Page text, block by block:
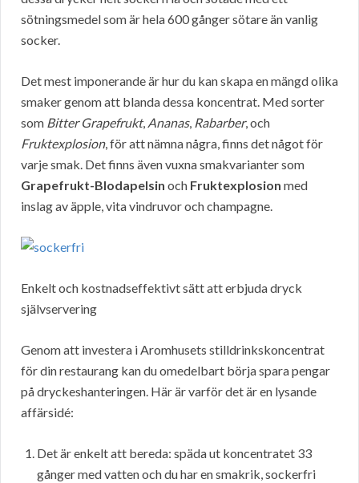
sötningsmedel som är hela 600 gånger sötare än vanlig
socker.
Det mest imponerande är hur du kan skapa en mängd olika
smaker genom att blanda dessa koncentrat. Med sorter
som Bitter Grapefrukt, Ananas, Rabarber, och
Fruktexplosion, för att nämna några, finns det något för
varje smak. Det finns även vuxna smakvarianter som
Grapefrukt-Blodapelsin och Fruktexplosion med
inslag av äpple, vita vindruvor och champagne.
Enkelt och kostnadseffektivt sätt att erbjuda dryck
självservering
Genom att investera i Aromhusets stilldrinkskoncentrat
för din restaurang kan du omedelbart börja spara pengar
på dryckeshanteringen. Här är varför det är en lysande
affärsidé:
Det är enkelt att bereda: späda ut koncentratet 33
gånger med vatten och du har en smakrik, sockerfri